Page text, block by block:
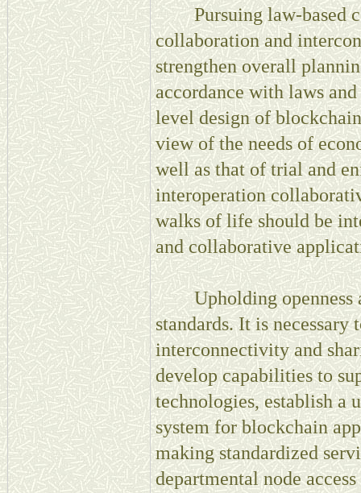
Pursuing law-based
collaboration and
strengthen overall
accordance with laws
level design of
view of the needs of
well as that of trial and
interoperation
walks of life should be
and collaborative
Upholding openness
standards. It is
interconnectivity and
develop capabilities to
technologies, establish a
system for blockchain
making standardized
departmental node